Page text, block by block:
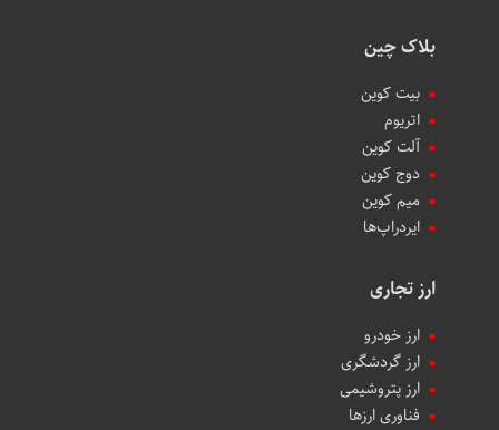
بلاک چین
بیت کوین
اتریوم
آلت کوین
دوج کوین
میم کوین‌
ایردراپ‌ها
ارز تجاری
ارز خودرو
ارز گردشگری
ارز پتروشیمی
فناوری ارزها